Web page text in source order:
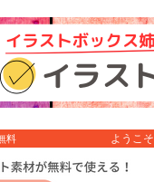
料 ようこそ